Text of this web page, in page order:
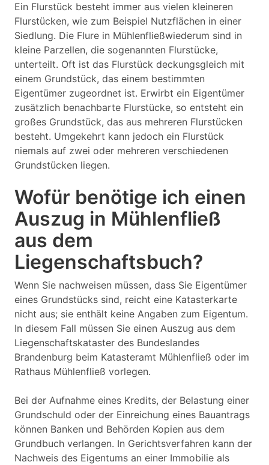
Ein Flurstück besteht immer aus vielen kleineren
Flurstücken, wie zum Beispiel Nutzflächen in einer
Siedlung. Die Flure in Mühlenfließwiederum sind in
kleine Parzellen, die sogenannten Flurstücke,
unterteilt. Oft ist das Flurstück deckungsgleich mit
einem Grundstück, das einem bestimmten
Eigentümer zugeordnet ist. Erwirbt ein Eigentümer
zusätzlich benachbarte Flurstücke, so entsteht ein
großes Grundstück, das aus mehreren Flurstücken
besteht. Umgekehrt kann jedoch ein Flurstück
niemals auf zwei oder mehreren verschiedenen
Grundstücken liegen.
Wofür benötige ich einen
Auszug in Mühlenfließ
aus dem
Liegenschaftsbuch?
Wenn Sie nachweisen müssen, dass Sie Eigentümer
eines Grundstücks sind, reicht eine Katasterkarte
nicht aus; sie enthält keine Angaben zum Eigentum.
In diesem Fall müssen Sie einen Auszug aus dem
Liegenschaftskataster des Bundeslandes
Brandenburg beim Katasteramt Mühlenfließ oder im
Rathaus Mühlenfließ vorlegen.
Bei der Aufnahme eines Kredits, der Belastung einer
Grundschuld oder der Einreichung eines Bauantrags
können Banken und Behörden Kopien aus dem
Grundbuch verlangen. In Gerichtsverfahren kann der
Nachweis des Eigentums an einer Immobilie als